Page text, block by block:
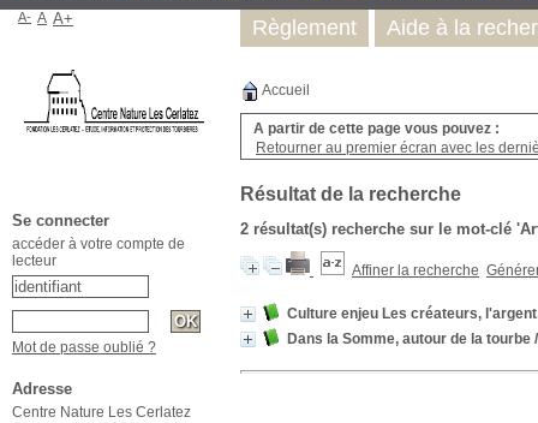
Accueil
A partir de cette page vous pouvez :
Retourner au premier écran avec les
Résultat de la recherche
2 résultat(s) recherche sur le mot-clé
Affiner la recherche
Culture enjeu Les créateurs,
Dans la Somme, autour de la tourbe
Règlement Aide à la
A- A A+
Se connecter
accéder à votre compte de
lecteur
Mot de passe oublié ?
Adresse
Centre Nature Les Cerlatez